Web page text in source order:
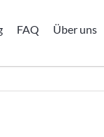
FAQ Über uns